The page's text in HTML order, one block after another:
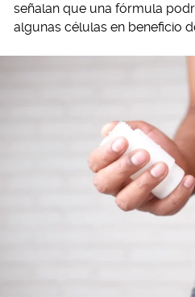
señalan que una fórmula
algunas células en beneficio